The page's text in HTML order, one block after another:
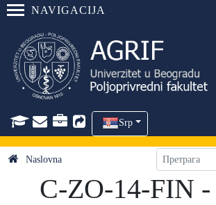
NAVIGACIJA
Srp
Naslovna
C-ZO-14-FIN -